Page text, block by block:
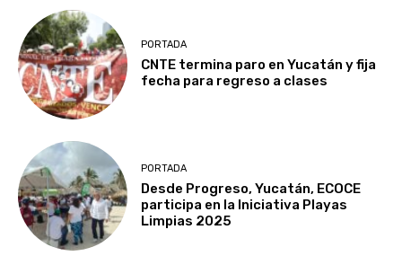
PORTADA
CNTE termina paro en Yucatán y fija
fecha para regreso a clases
PORTADA
Desde Progreso, Yucatán, ECOCE
participa en la Iniciativa Playas
Limpias 2025